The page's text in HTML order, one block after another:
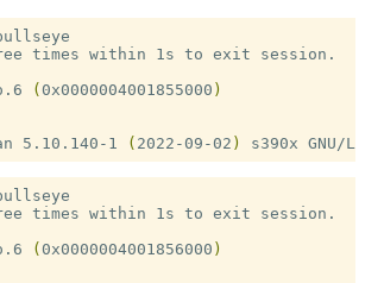
( 0x0000004001855000 )
5.10.140-1 ( 2022-09-02 )
( 0x0000004001856000 )